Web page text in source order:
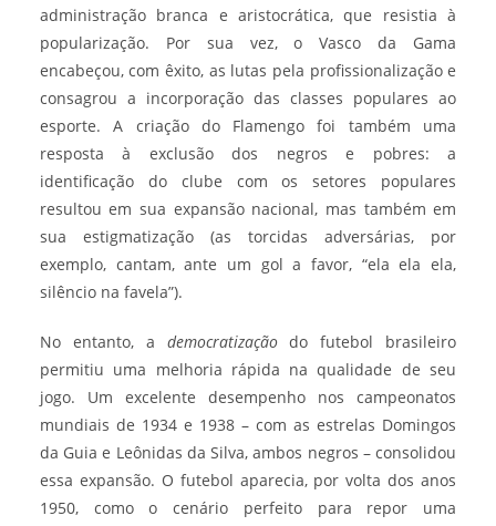
administração branca e aristocrática, que resistia à
popularização. Por sua vez, o Vasco da Gama
encabeçou, com êxito, as lutas pela profissionalização e
consagrou a incorporação das classes populares ao
esporte. A criação do Flamengo foi também uma
resposta à exclusão dos negros e pobres: a
identificação do clube com os setores populares
resultou em sua expansão nacional, mas também em
sua estigmatização (as torcidas adversárias, por
exemplo, cantam, ante um gol a favor, “ela ela ela,
silêncio na favela”).
No entanto, a democratizaçãodo futebol brasileiro
permitiu uma melhoria rápida na qualidade de seu
jogo. Um excelente desempenho nos campeonatos
mundiais de 1934 e 1938 – com as estrelas Domingos
da Guia e Leônidas da Silva, ambos negros – consolidou
essa expansão. O futebol aparecia, por volta dos anos
1950, como o cenário perfeito para repor uma